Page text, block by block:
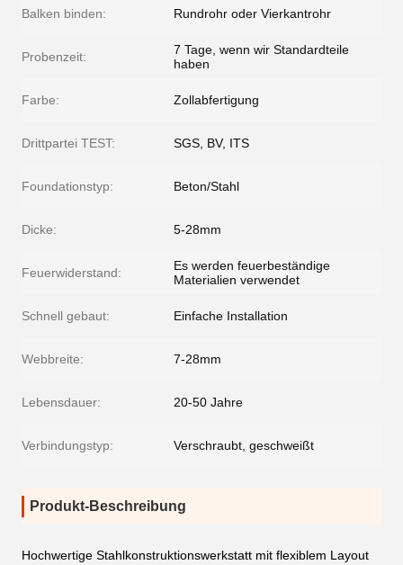
Balken binden: Rundrohr oder Vierkantrohr
Probenzeit:
7 Tage, wenn wir Standardteile
haben
Farbe: Zollabfertigung
Drittpartei TEST: SGS, BV, ITS
Foundationstyp: Beton/Stahl
Dicke: 5-28mm
Feuerwiderstand:
Es werden feuerbeständige
Materialien verwendet
Schnell gebaut: Einfache Installation
Webbreite: 7-28mm
Lebensdauer: 20-50 Jahre
Verbindungstyp: Verschraubt, geschweißt
Produkt-Beschreibung
Hochwertige Stahlkonstruktionswerkstatt mit flexiblem Layout